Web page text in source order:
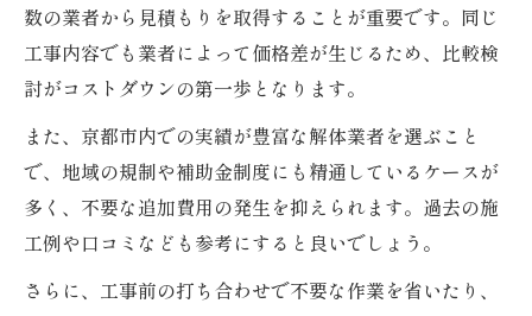
数の業者から見積もりを取得することが重要です。同じ
工事内容でも業者によって価格差が生じるため、比較検
討がコストダウンの第一歩となります。
また、京都市内での実績が豊富な解体業者を選ぶこと
で、地域の規制や補助金制度にも精通しているケースが
多く、不要な追加費用の発生を抑えられます。過去の施
工例や口コミなども参考にすると良いでしょう。
さらに、工事前の打ち合わせで不要な作業を省いたり、